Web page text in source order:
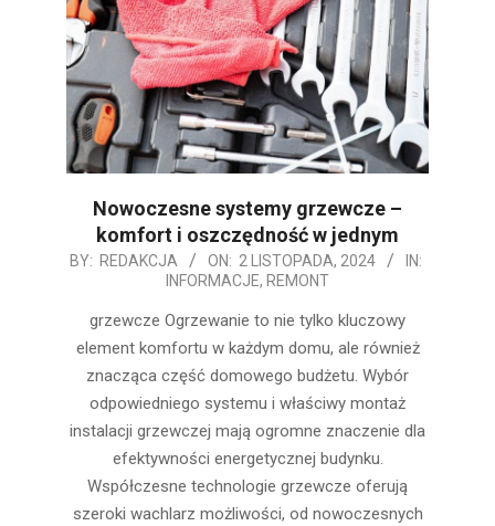
Nowoczesne systemy grzewcze –
komfort i oszczędność w jednym
2024-
BY: REDAKCJA ON: 2 LISTOPADA, 2024
IN:
INFORMACJE, REMONT
grzewcze Ogrzewanie to nie tylko kluczowy
element komfortu w każdym domu, ale również
znacząca część domowego budżetu. Wybór
odpowiedniego systemu i właściwy montaż
instalacji grzewczej mają ogromne znaczenie dla
efektywności energetycznej budynku.
Współczesne technologie grzewcze oferują
szeroki wachlarz możliwości, od nowoczesnych